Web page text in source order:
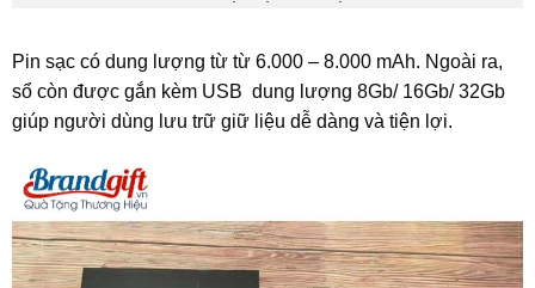
Pin sạc có dung lượng từ từ 6.000 – 8.000 mAh. Ngoài ra,
sổ còn được gắn kèm USB dung lượng 8Gb/ 16Gb/ 32Gb
giúp người dùng lưu trữ giữ liệu dễ dàng và tiện lợi.